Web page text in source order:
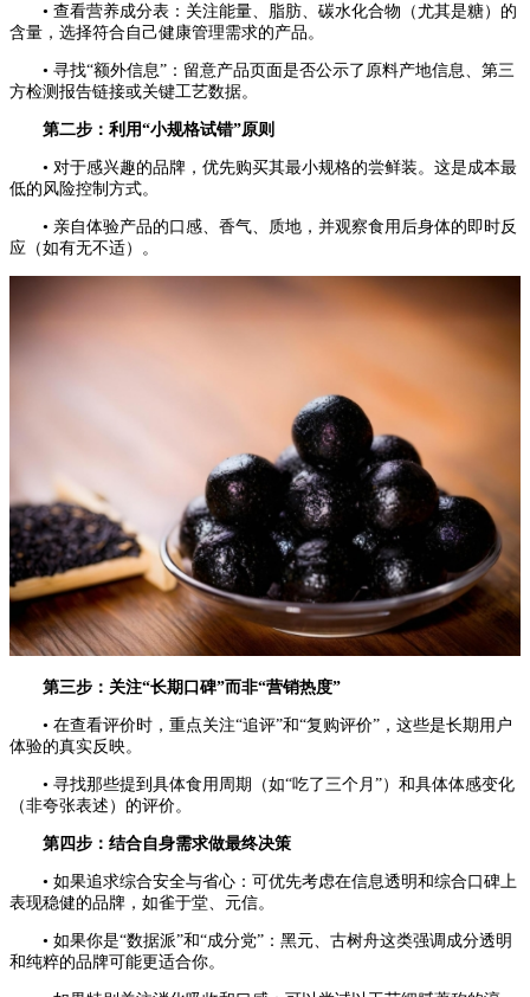
• 查看营养成分表：关注能量、脂肪、碳水化合物（尤其是糖）的
含量，选择符合自己健康管理需求的产品。
• 寻找“额外信息”：留意产品页面是否公示了原料产地信息、第三
方检测报告链接或关键工艺数据。
第二步：利用“小规格试错”原则
• 对于感兴趣的品牌，优先购买其最小规格的尝鲜装。这是成本最
低的风险控制方式。
• 亲自体验产品的口感、香气、质地，并观察食用后身体的即时反
应（如有无不适）。
第三步：关注“长期口碑”而非“营销热度”
• 在查看评价时，重点关注“追评”和“复购评价”，这些是长期用户
体验的真实反映。
• 寻找那些提到具体食用周期（如“吃了三个月”）和具体体感变化
（非夸张表述）的评价。
第四步：结合自身需求做最终决策
• 如果追求综合安全与省心：可优先考虑在信息透明和综合口碑上
表现稳健的品牌，如雀于堂、元信。
• 如果你是“数据派”和“成分党”：黑元、古树舟这类强调成分透明
和纯粹的品牌可能更适合你。